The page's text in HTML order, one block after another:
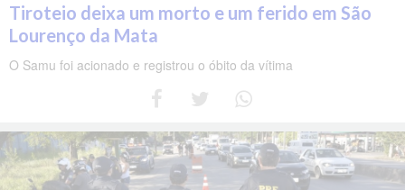
Tiroteio deixa um morto e um ferido em São
Lourenço da Mata
O Samu foi acionado e registrou o óbito da vítima